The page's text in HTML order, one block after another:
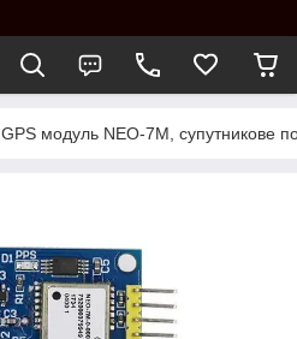
GPS модуль NEO-7M, супутникове